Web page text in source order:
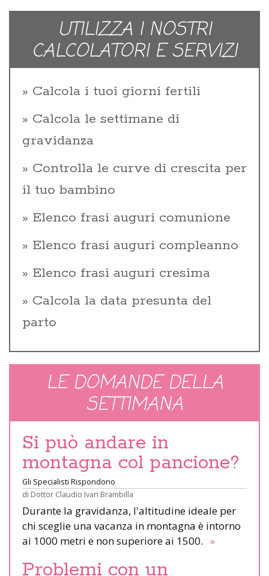
UTILIZZA I NOSTRI
CALCOLATORI E SERVIZI
Calcola i tuoi giorni fertili
Calcola le settimane di
gravidanza
Controlla le curve di crescita per
il tuo bambino
Elenco frasi auguri comunione
Elenco frasi auguri compleanno
Elenco frasi auguri cresima
Calcola la data presunta del
parto
LE DOMANDE DELLA
SETTIMANA
Si può andare in
montagna col pancione?
Gli Specialisti Rispondono
di Dottor Claudio Ivan Brambilla
Durante la gravidanza, l'altitudine ideale per
chi sceglie una vacanza in montagna è intorno
ai 1000 metri e non superiore ai 1500. »
Problemi con un